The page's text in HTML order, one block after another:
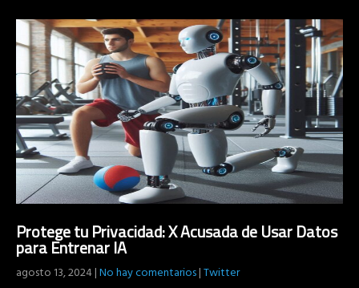
Protege tu Privacidad: X Acusada de Usar Datos
para Entrenar IA
agosto 13, 2024|No hay comentarios|Twitter